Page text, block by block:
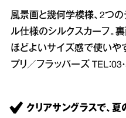
風景画と幾何学模様、2つ
ル仕様のシルクスカーフ。
ほどよいサイズ感で使いや
プリ／フラッパーズ TEL：03
クリアサングラスで、夏